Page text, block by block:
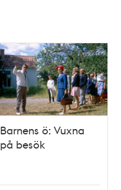
Barnens ö: Vuxna
på besök